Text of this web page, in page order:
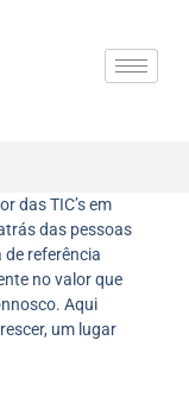
das TIC’s em
das pessoas
referência
no valor que
Aqui
um lugar